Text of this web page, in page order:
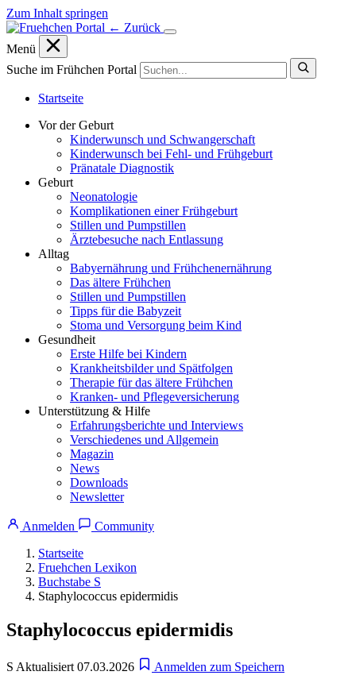
Zum Inhalt springen
← Zurück
Menü
Suche im Frühchen Portal
Startseite
Vor der Geburt
Kinderwunsch und Schwangerschaft
Kinderwunsch bei Fehl- und Frühgeburt
Pränatale Diagnostik
Geburt
Neonatologie
Komplikationen einer Frühgeburt
Stillen und Pumpstillen
Ärztebesuche nach Entlassung
Alltag
Babyernährung und Frühchenernährung
Das ältere Frühchen
Stillen und Pumpstillen
Tipps für die Babyzeit
Stoma und Versorgung beim Kind
Gesundheit
Erste Hilfe bei Kindern
Krankheitsbilder und Spätfolgen
Therapie für das ältere Frühchen
Kranken- und Pflegeversicherung
Unterstützung & Hilfe
Erfahrungsberichte und Interviews
Verschiedenes und Allgemein
Magazin
News
Downloads
Newsletter
Anmelden
Community
Startseite
Fruehchen Lexikon
Buchstabe S
Staphylococcus epidermidis
Staphylococcus epidermidis
S Aktualisiert 07.03.2026 Anmelden zum Speichern